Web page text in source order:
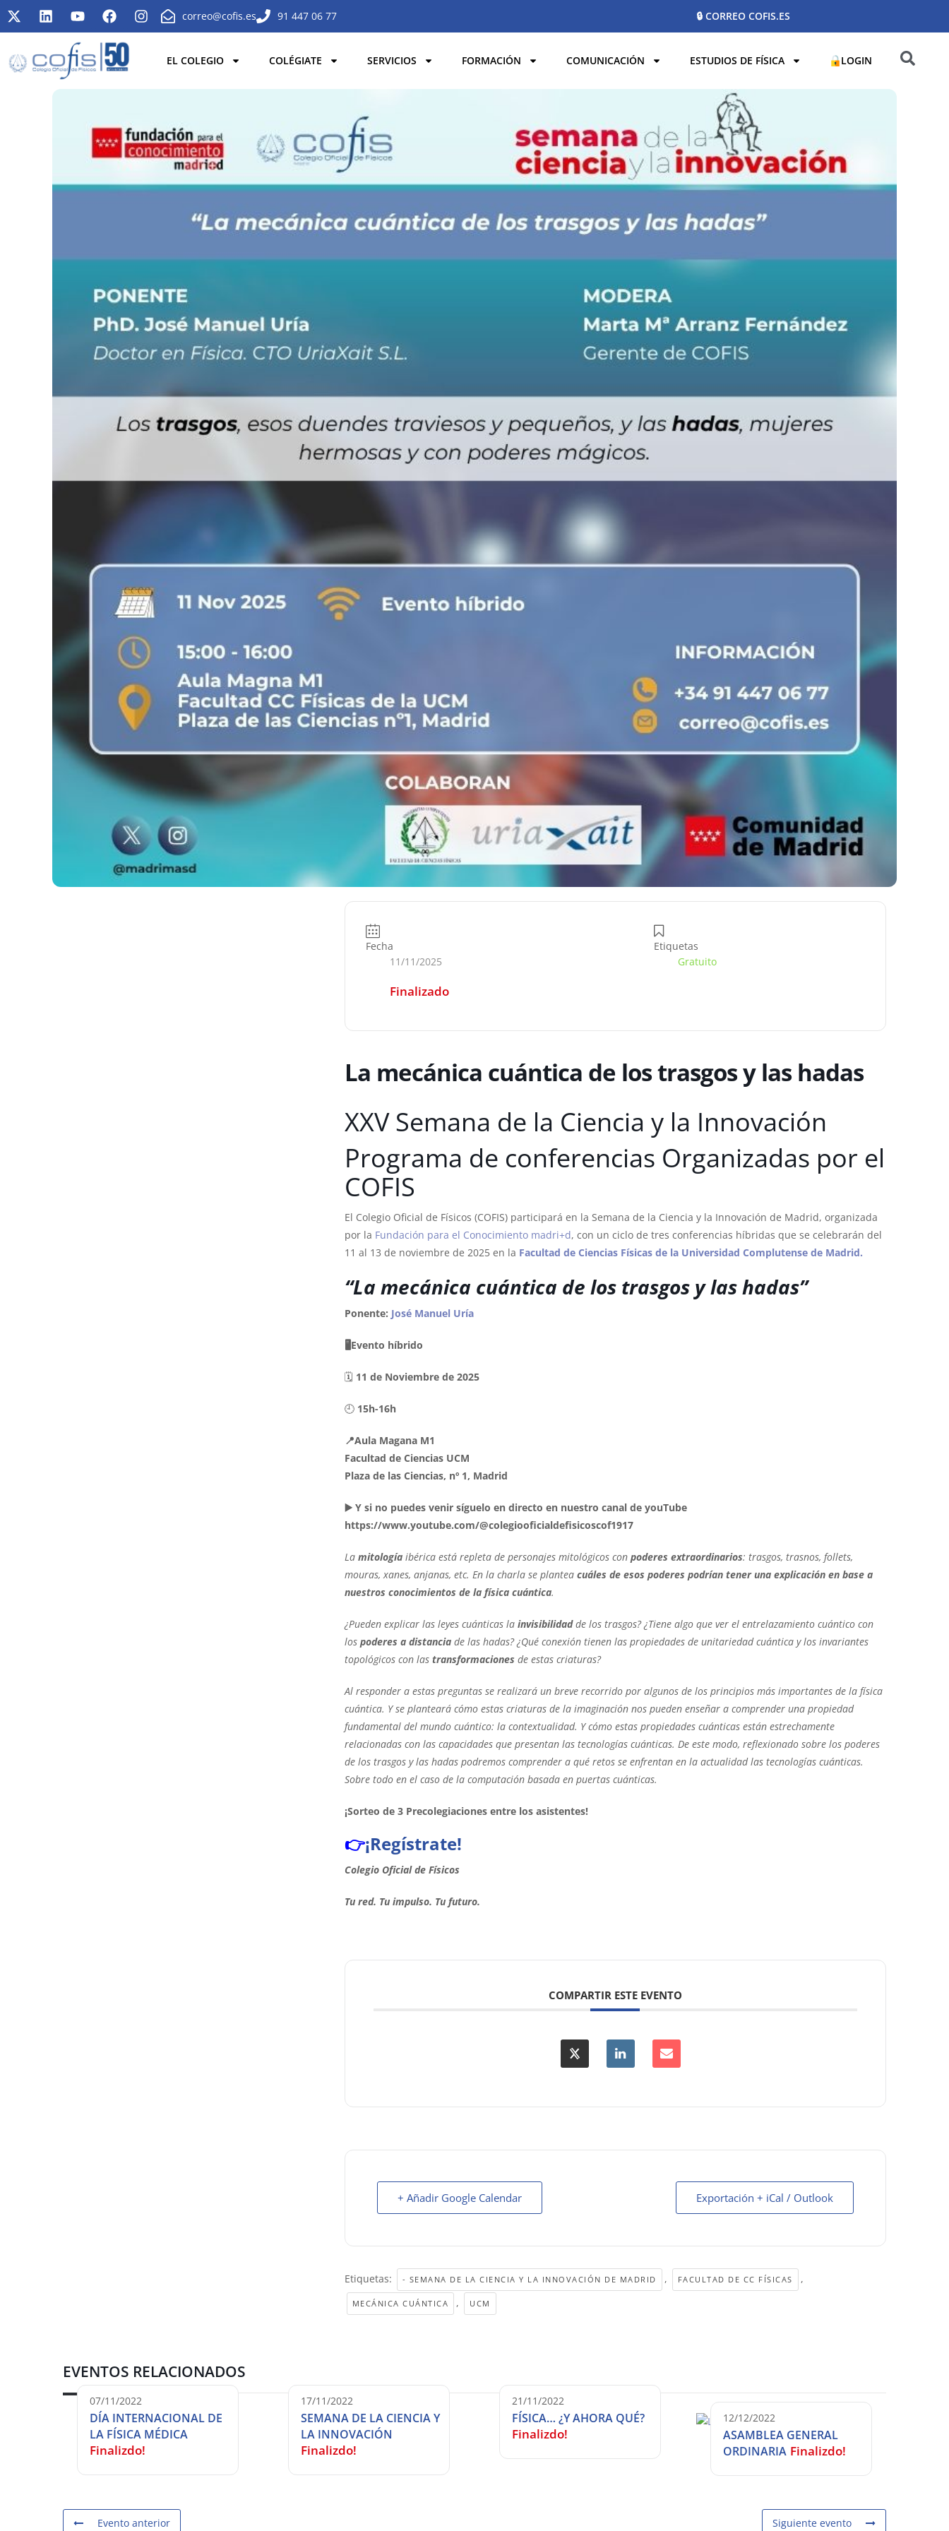
correo@cofis.es 91 447 06 77 🔒 CORREO COFIS.ES
EL COLEGIO COLÉGIATE SERVICIOS FORMACIÓN COMUNICACIÓN ESTUDIOS DE FÍSICA LOGIN
Fecha
11/11/2025
Finalizado
Etiquetas
Gratuito
La mecánica cuántica de los trasgos y las hadas
XXV Semana de la Ciencia y la Innovación
Programa de conferencias Organizadas por el
COFIS
El Colegio Oficial de Físicos (COFIS) participará en la Semana de la Ciencia y la Innovación de Madrid, organizada
por la Fundación para el Conocimiento madri+d, con un ciclo de tres conferencias híbridas que se celebrarán del
11 al 13 de noviembre de 2025 en la Facultad de Ciencias Físicas de la Universidad Complutense de Madrid.
“La mecánica cuántica de los trasgos y las hadas”
Ponente: José Manuel Uría
🖥Evento híbrido
🗓️ 11 de Noviembre de 2025
🕘15h-16h
📍Aula Magana M1
Facultad de Ciencias UCM
Plaza de las Ciencias, nº 1, Madrid
▶️ Y si no puedes venir síguelo en directo en nuestro canal de youTube
https://www.youtube.com/@colegiooficialdefisicoscof1917
La mitologíaibérica está repleta de personajes mitológicos con poderes extraordinarios: trasgos, trasnos, follets,
mouras, xanes, anjanas, etc. En la charla se planteacuáles de esos poderes podrían tener una explicación en base a
nuestros conocimientos de la física cuántica.
¿Pueden explicar las leyes cuánticas la invisibilidadde los trasgos? ¿Tiene algo que ver el entrelazamiento cuántico con
los poderes a distanciade las hadas? ¿Qué conexión tienen las propiedades de unitariedad cuántica y los invariantes
topológicos con las transformaciones de estas criaturas?
Al responder a estas preguntas se realizará un breve recorrido por algunos de los principios más importantes de la física
cuántica. Y se planteará cómo estas criaturas de la imaginación nos pueden enseñar a comprender una propiedad
fundamental del mundo cuántico: la contextualidad. Y cómo estas propiedades cuánticas están estrechamente
relacionadas con las capacidades que presentan las tecnologías cuánticas. De este modo, reflexionado sobre los poderes
de los trasgos y las hadas podremos comprender a qué retos se enfrentan en la actualidad las tecnologías cuánticas.
Sobre todo en el caso de la computación basada en puertas cuánticas.
¡Sorteo de 3 Precolegiaciones entre los asistentes!
👉¡Regístrate!
Colegio Oficial de Físicos
Tu red. Tu impulso. Tu futuro.
COMPARTIR ESTE EVENTO
+ Añadir Google Calendar Exportación + iCal / Outlook
Etiquetas: - SEMANA DE LA CIENCIA Y LA INNOVACIÓN DE MADRID , FACULTAD DE CC FÍSICAS ,
MECÁNICA CUÁNTICA , UCM
EVENTOS RELACIONADOS
07/11/2022
DÍA INTERNACIONAL DE
LA FÍSICA MÉDICA
Finalizdo!
17/11/2022
SEMANA DE LA CIENCIA Y
LA INNOVACIÓN
Finalizdo!
21/11/2022
FÍSICA… ¿Y AHORA QUÉ?
Finalizdo!
12/12/2022
ASAMBLEA GENERAL
ORDINARIA Finalizdo!
Evento anterior Siguiente evento